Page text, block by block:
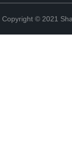
Copyright © 2021